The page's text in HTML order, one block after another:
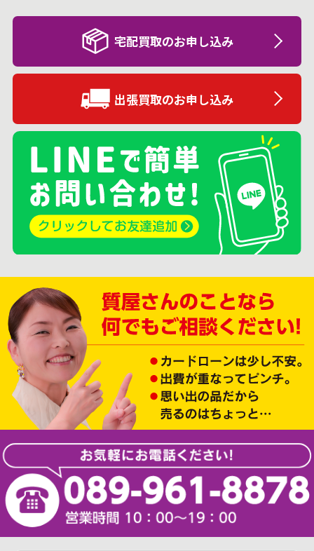
宅配買取のお申し込み
出張買取のお申し込み